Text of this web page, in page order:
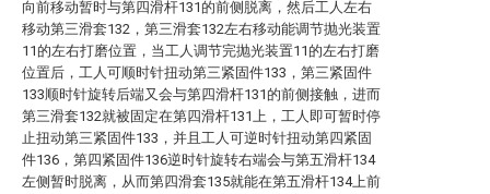
向前移动暂时与第四滑杆131的前侧脱离，然后工人左右
移动第三滑套132，第三滑套132左右移动能调节抛光装置
11的左右打磨位置，当工人调节完抛光装置11的左右打磨
位置后，工人可顺时针扭动第三紧固件133，第三紧固件
133顺时针旋转后端又会与第四滑杆131的前侧接触，进而
第三滑套132就被固定在第四滑杆131上，工人即可暂时停
止扭动第三紧固件133，并且工人可逆时针扭动第四紧固
件136，第四紧固件136逆时针旋转右端会与第五滑杆134
左侧暂时脱离，从而第四滑套135就能在第五滑杆134上前